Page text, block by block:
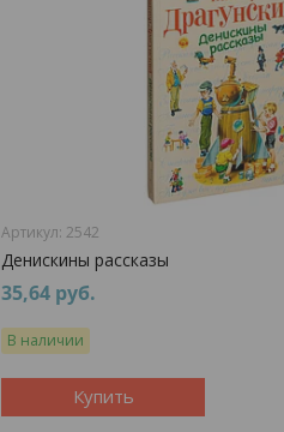
2542
Денискины рассказы
35,64 руб.
В наличии
Купить